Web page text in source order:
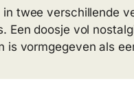
twee verschillende
Een doosje vol
is vormgegeven als